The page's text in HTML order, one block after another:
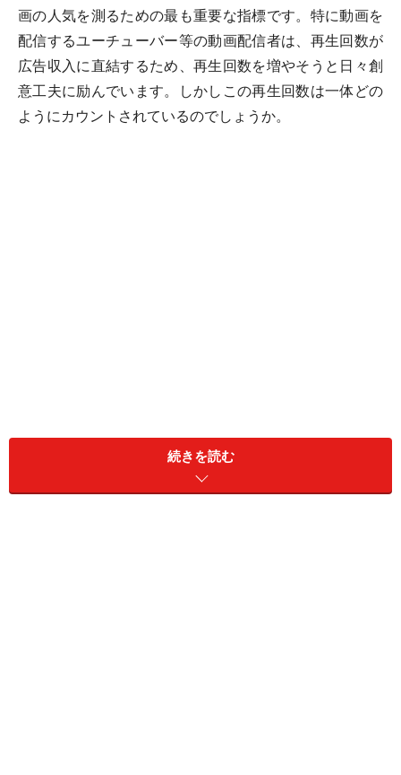
画の人気を測るための最も重要な指標です。特に動画を
配信するユーチューバー等の動画配信者は、再生回数が
広告収入に直結するため、再生回数を増やそうと日々創
意工夫に励んでいます。しかしこの再生回数は一体どの
ようにカウントされているのでしょうか。
味で再生回数に貢献したいと思っている人にとって、カ
ウント方法を知っておくことは重要です。実は繰り返し
続きを読む